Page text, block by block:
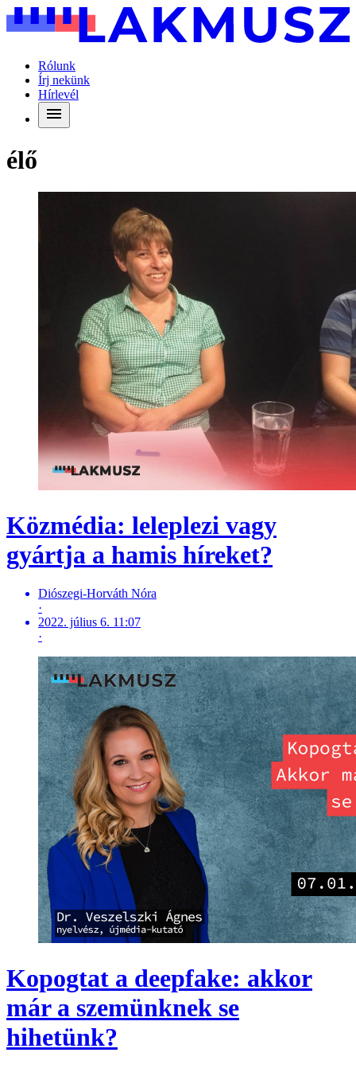
Rólunk
Írj nekünk
Hírlevél
élő
Közmédia: leleplezi vagy
gyártja a hamis híreket?
Diószegi-Horváth Nóra
·
2022. július 6. 11:07
·
Kopogtat a deepfake: akkor
már a szemünknek se
hihetünk?